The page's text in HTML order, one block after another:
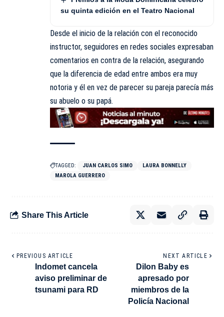
su quinta edición en el Teatro Nacional
Desde el inicio de la relación con el reconocido
instructor, seguidores en redes sociales expresaban
comentarios en contra de la relación, asegurando
que la diferencia de edad entre ambos era muy
notoria y él en vez de parecer su pareja parecía más
su abuelo o su papá.
TAGGED: JUAN CARLOS SIMO
LAURA BONNELLY
MAROLA GUERRERO
Share This Article
PREVIOUS ARTICLE
Indomet cancela
aviso preliminar de
tsunami para RD
NEXT ARTICLE
Dilon Baby es
apresado por
miembros de la
Policía Nacional